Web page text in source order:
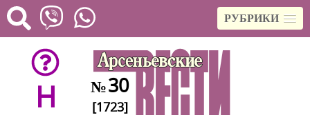
РУБРИКИ
H №30
[1723]